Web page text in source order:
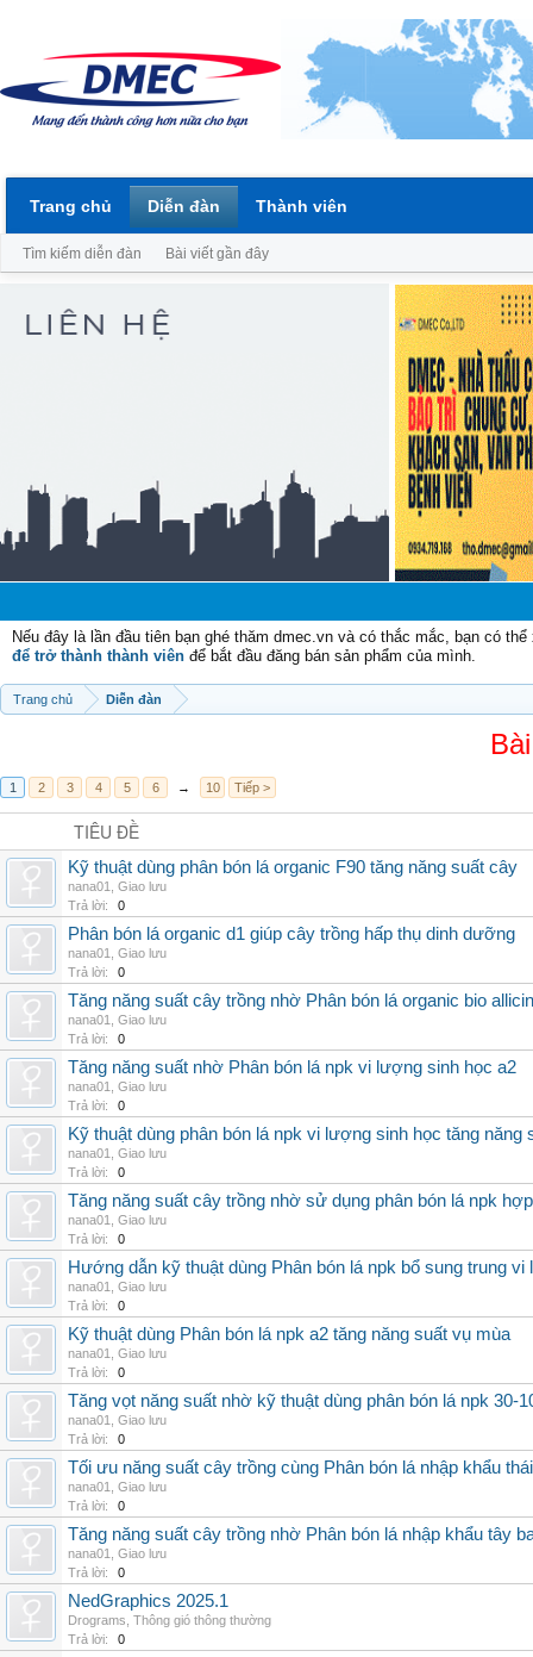
Nếu đây là lần đầu tiên bạn ghé thăm dmec.vn và có thắc mắc, bạn có
để trở thành thành viên để bắt đầu đăng bán sản phẩm của mình.
Trang chủ Diễn đàn
1 2 3 4 5 6 → 10 Tiếp >
TIÊU ĐỀ
Kỹ thuật dùng phân bón lá organic F90 tăng năng suất cây
nana01
Giao lưu
Trả lời:
0
Phân bón lá organic d1 giúp cây trồng hấp thụ dinh dưỡng
nana01
Giao lưu
Trả lời:
0
Tăng năng suất cây trồng nhờ Phân bón lá organic bio allicin
nana01
Giao lưu
Trả lời:
0
Tăng năng suất nhờ Phân bón lá npk vi lượng sinh học a2
nana01
Giao lưu
Trả lời:
0
Kỹ thuật dùng phân bón lá npk vi lượng sinh học tăng năng
nana01
Giao lưu
Trả lời:
0
Tăng năng suất cây trồng nhờ sử dụng phân bón lá npk
nana01
Giao lưu
Trả lời:
0
Hướng dẫn kỹ thuật dùng Phân bón lá npk bổ sung trung vi
nana01
Giao lưu
Trả lời:
0
Kỹ thuật dùng Phân bón lá npk a2 tăng năng suất vụ mùa
nana01
Giao lưu
Trả lời:
0
Tăng vọt năng suất nhờ kỹ thuật dùng phân bón lá npk 30-
nana01
Giao lưu
Trả lời:
0
Tối ưu năng suất cây trồng cùng Phân bón lá nhập khẩu
nana01
Giao lưu
Trả lời:
0
Tăng năng suất cây trồng nhờ Phân bón lá nhập khẩu tây
nana01
Giao lưu
Trả lời:
0
NedGraphics 2025.1
Drograms Thông gió thông thường
Trả lời:
0
Trang chủ Diễn đàn
Tìm kiếm diễn đàn Bài viết gần đây
Thành viên